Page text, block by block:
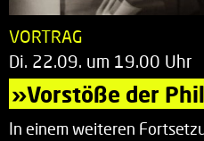
VORTRAG
Di. 22.09. um 19.00 Uhr
»Vorstöße der
In einem weiteren